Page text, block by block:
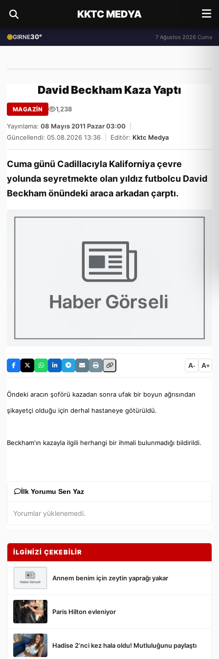
KKTC MEDYA
GIRNE30° 7 Ağustos 2026 Cuma
David Beckham Kaza Yaptı
MAGAZİN 1,238
Yayınlama: 08 Mayıs 2011 Pazar 03:00
Güncellendi: 05.08.2026 13:36
Editör: Kktc Medya
Cuma günü Cadillacıyla Kaliforniya çevre
yolunda seyretmekte olan yıldız futbolcu David
Beckham önündeki araca arkadan çarptı.
A- A+
Öndeki aracın şoförü kazadan sonra ufak bir boyun ağrısından
şikayetçi olduğu için derhal hastaneye götürüldü.
Beckham'ın kazayla ilgili herhangi bir ihmali bulunmadığı bildirildi.
İlk Yorumu Sen Yaz
Gönder
Yorumlar yüklenemedi.
İLGİNİZİ ÇEKEBİLİR
Annem benim için zeytin yaprağı yakar
Paris Hilton evleniyor
Hadise 2’nci kez hala oldu! Mutluluğunu paylaştı